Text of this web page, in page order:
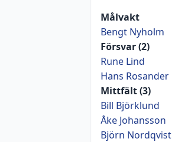
Målvakt
Bengt Nyholm
Försvar (2)
Rune Lind
Hans Rosander
Mittfält (3)
Bill Björklund
Åke Johansson
Björn Nordqvist